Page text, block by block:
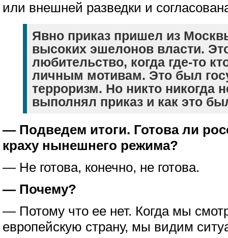
или внешней разведки и
Явно приказ пришел из
высоких эшелонов власти.
любительство, когда где-то
личным мотивам. Это был
терроризм. Но никто никогда
выполнял приказ и как это
— Подведем итоги. Готова ли
краху нынешнего режима?
— Не готова, конечно, не готова.
— Почему?
— Потому что ее нет. Когда мы
европейскую страну, мы видим